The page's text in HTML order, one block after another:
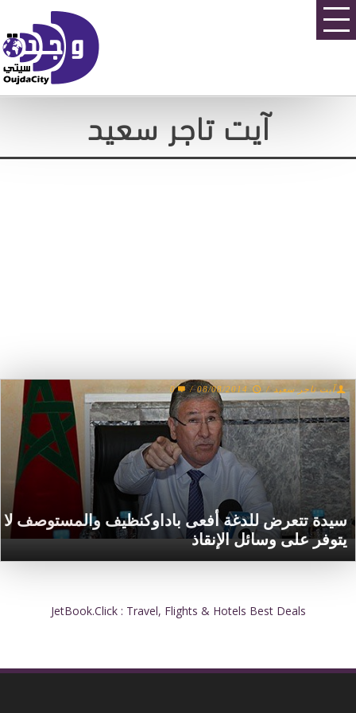
آيت تاجر سعيد
سيدة تتعرض للدغة أفعى باداوكنظيف والمستوصف لا
يتوفر على وسائل الإنقاذ‎
آيت تاجر سعيد /
08/08/2014
/
0
JetBook.Click : Travel, Flights & Hotels Best Deals